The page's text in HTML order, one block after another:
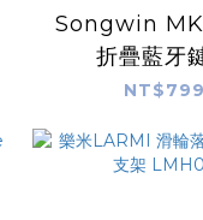
Songwin
折疊藍牙
NT$799